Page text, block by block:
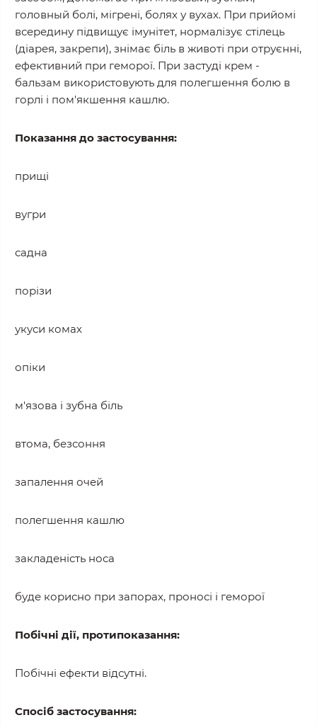
головный болі, мігрені, болях у вухах. При прийомі
всередину підвищує імунітет, нормалізує стілець
(діарея, закрепи), знімає біль в животі при отруєнні,
ефективний при геморої. При застуді крем -
бальзам використовують для полегшення болю в
горлі і пом'якшення кашлю.
Показання до застосування:
прищі
вугри
садна
порізи
укуси комах
опіки
м'язова і зубна біль
втома, безсоння
запалення очей
полегшення кашлю
закладеність носа
буде корисно при запорах, проносі і геморої
Побічні дії, протипоказання:
Побічні ефекти відсутні.
Спосіб застосування: